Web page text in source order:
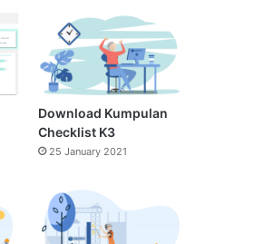
Download Kumpulan
Checklist K3
25 January 2021